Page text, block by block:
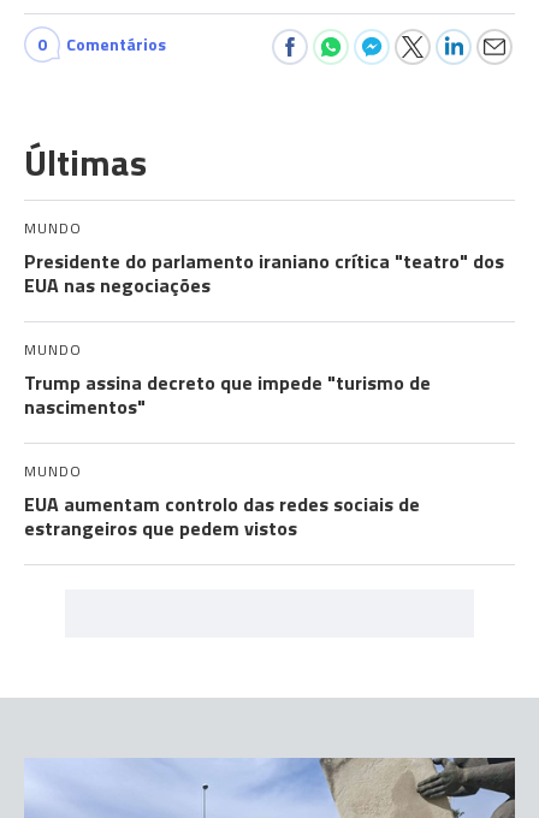
0 Comentários
Últimas
MUNDO
Presidente do parlamento iraniano crítica "teatro" dos
EUA nas negociações
MUNDO
Trump assina decreto que impede "turismo de
nascimentos"
MUNDO
EUA aumentam controlo das redes sociais de
estrangeiros que pedem vistos